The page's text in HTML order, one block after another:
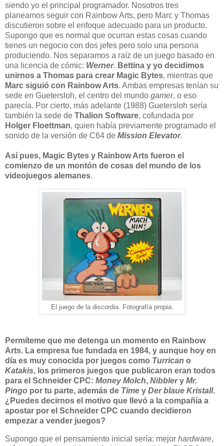
siendo yo el principal programador. Nosotros tres
planeamos seguir con Rainbow Arts, pero Marc y Thomas
discutieron sobre el enfoque adecuado para un producto.
Supongo que es normal que ocurran estas cosas cuando
tienes un negocio con dos jefes pero solo una persona
produciendo. Nos separamos a raíz de un juego basado en
una licencia de cómic: Werner. Bettina y yo decidimos
unirnos a Thomas para crear Magic Bytes, mientras que
Marc siguió con Rainbow Arts. Ambas empresas tenían su
sede en Guetersloh, el centro del mundo gamer, o eso
parecía. Por cierto, más adelante (1988) Guetersloh sería
también la sede de Thalion Software, cofundada por
Holger Floettman, quien había previamente programado el
sonido de la versión de C64 de Mission Elevator.
Así pues, Magic Bytes y Rainbow Arts fueron el
comienzo de un montón de cosas del mundo de los
videojuegos alemanes.
El juego de la discordia. Fotografía propia.
Permíteme que me detenga un momento en Rainbow
Arts. La empresa fue fundada en 1984, y aunque hoy en
día es muy conocida por juegos como Turrican o
Katakis, los primeros juegos que publicaron eran todos
para el Schneider CPC: Money Molch, Nibblery Mr.
Pingo por tu parte, además de Time y Der blaue Kristall.
¿Puedes decirnos el motivo que llevó a la compañía a
apostar por el Schneider CPC cuando decidieron
empezar a vender juegos?
Supongo que el pensamiento inicial sería: mejor hardware,